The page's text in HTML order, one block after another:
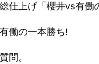
仕上げ「櫻井vs有働
働の一本勝ち!
問。